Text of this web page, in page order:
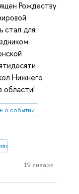
Рождеству
стал для
Нижнего
области!
о событии
19 января